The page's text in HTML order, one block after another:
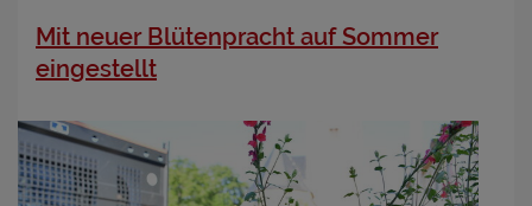
Mit neuer Blütenpracht auf Sommer
eingestellt